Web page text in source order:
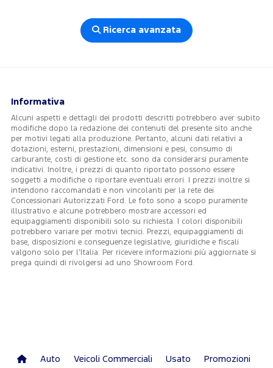
Ricerca avanzata
Informativa
Alcuni aspetti e dettagli dei prodotti descritti potrebbero aver subito
modifiche dopo la redazione dei contenuti del presente sito anche
per motivi legati alla produzione. Pertanto, alcuni dati relativi a
dotazioni, esterni, prestazioni, dimensioni e pesi, consumo di
carburante, costi di gestione etc. sono da considerarsi puramente
indicativi. Inoltre, i prezzi di quanto riportato possono essere
soggetti a modifiche o riportare eventuali errori. I prezzi inoltre si
intendono raccomandati e non vincolanti per la rete dei
Concessionari Autorizzati Ford. Le foto sono a scopo puramente
illustrativo e alcune potrebbero mostrare accessori ed
equipaggiamenti disponibili solo su richiesta. I colori disponibili
potrebbero variare per motivi tecnici. Prezzi, equipaggiamenti di
base, disposizioni e conseguenze legislative, giuridiche e fiscali
valgono solo per l’Italia. Per ricevere informazioni più aggiornate si
prega quindi di rivolgersi ad uno Showroom Ford.
Auto Veicoli Commerciali Usato Promozioni